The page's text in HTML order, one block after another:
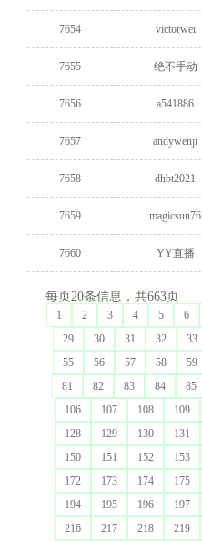
7654 victorwei
7655 绝不手动
7656 a541886
7657 andywenji
7658 dhbt2021
7659 magicsun76
7660 YY直播
每页20条信息，共663页
1 2 3 4 5 6
29
30 31 32 33
55
56 57 58 59
81
82 83 84 85
106
107 108 109
128
129 130 131
150
151 152 153
172
173 174 175
194
195 196 197
216
217 218 219